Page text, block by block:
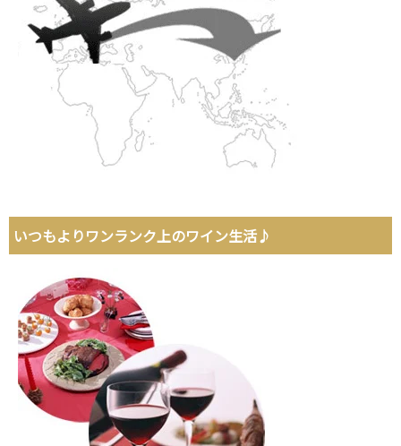
いつもよりワンランク上のワイン生活♪